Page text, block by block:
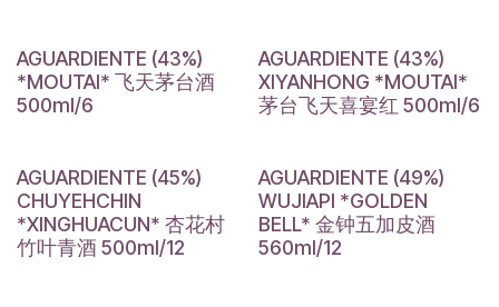
AGUARDIENTE (43%)
*MOUTAI* 飞天茅台酒
500ml/6
AGUARDIENTE (43%)
XIYANHONG *MOUTAI*
茅台飞天喜宴红 500ml/6
AGUARDIENTE (45%)
CHUYEHCHIN
*XINGHUACUN* 杏花村
竹叶青酒 500ml/12
AGUARDIENTE (49%)
WUJIAPI *GOLDEN
BELL* 金钟五加皮酒
560ml/12